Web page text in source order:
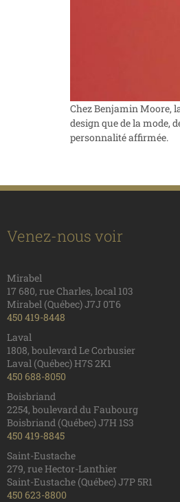
Chez Benjamin Moore,
design que de la mode,
personnalité affirmée.
Venez-nous voir
Mirabel
17 680, rue Charles, local 103
Mirabel (Québec) J7J 0T6
450 419-8448
Laval
1808, boulevard Le Corbusier
Laval (Québec) H7S 2K1
450 688-8050
Boisbriand
2254, boulevard du Faubourg
Boisbriand (Québec) J7H 1S3
450 419-8845
Saint-Eustache
279, rue Hector-Lanthier
Saint-Eustache (Québec) J7P 5R1
450 623-8800